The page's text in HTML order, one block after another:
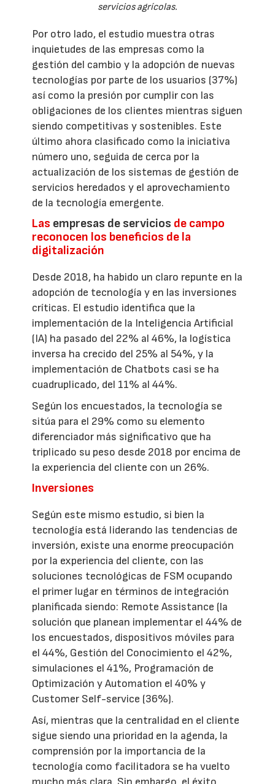
servicios agrícolas.
Por otro lado, el estudio muestra otras
inquietudes de las empresas como la
gestión del cambio y la adopción de nuevas
tecnologías por parte de los usuarios (37%)
así como la presión por cumplir con las
obligaciones de los clientes mientras siguen
siendo competitivas y sostenibles. Este
último ahora clasificado como la iniciativa
número uno, seguida de cerca por la
actualización de los sistemas de gestión de
servicios heredados y el aprovechamiento
de la tecnología emergente.
Las empresas de servicios de campo
reconocen los beneficios de la
digitalización
Desde 2018, ha habido un claro repunte en la
adopción de tecnología y en las inversiones
críticas. El estudio identifica que la
implementación de la Inteligencia Artificial
(IA) ha pasado del 22% al 46%, la logística
inversa ha crecido del 25% al 54%, y la
implementación de Chatbots casi se ha
cuadruplicado, del 11% al 44%.
Según los encuestados, la tecnología se
sitúa para el 29% como su elemento
diferenciador más significativo que ha
triplicado su peso desde 2018 por encima de
la experiencia del cliente con un 26%.
Inversiones
Según este mismo estudio, si bien la
tecnología está liderando las tendencias de
inversión, existe una enorme preocupación
por la experiencia del cliente, con las
soluciones tecnológicas de FSM ocupando
el primer lugar en términos de integración
planificada siendo: Remote Assistance (la
solución que planean implementar el 44% de
los encuestados, dispositivos móviles para
el 44%, Gestión del Conocimiento el 42%,
simulaciones el 41%, Programación de
Optimización y Automation el 40% y
Customer Self-service (36%).
Así, mientras que la centralidad en el cliente
sigue siendo una prioridad en la agenda, la
comprensión por la importancia de la
tecnología como facilitadora se ha vuelto